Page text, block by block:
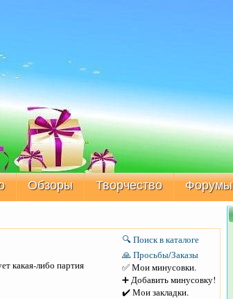
Обзоры Творчество Форумы
какая-либо партия
🔍 Поиск в каталоге
🙏 Просьбы/Заказы
✅ Мои минусовки.
➕ Добавить минусовку!
✔️ Мои закладки.